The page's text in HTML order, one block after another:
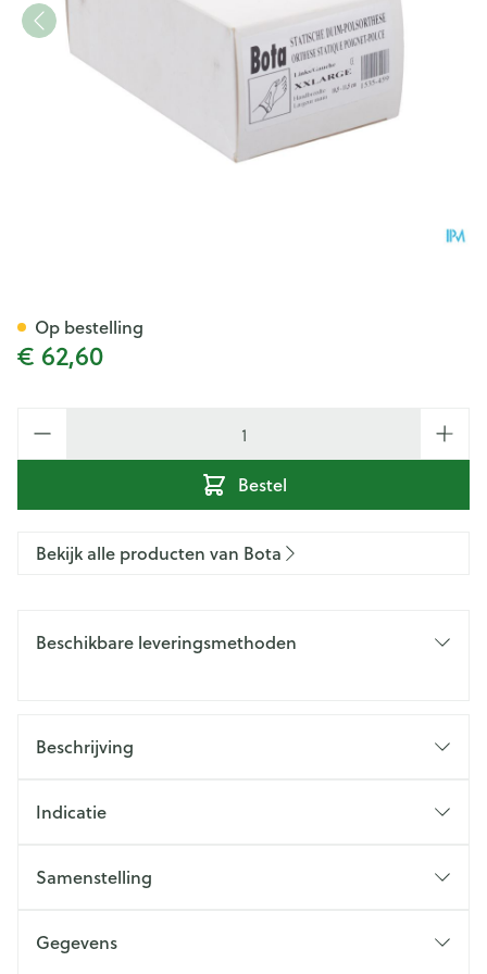
€ 62,60
Bestel
Op bestelling
Bekijk alle producten van Bota
Beschikbare leveringsmethoden
Beschrijving
Indicatie
Samenstelling
Gegevens